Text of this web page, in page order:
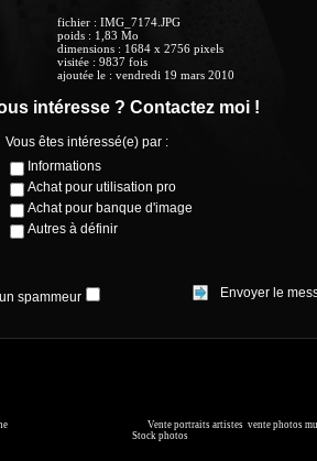
fichier : IMG_7174.JPG
poids : 1,83 Mo
dimensions : 1684 x 2756 pixels
visitée : 9837 fois
ajoutée le : vendredi 19 mars 2010
intéresse ? Contactez moi !
Vous êtes intéressé(e) par :
Informations
Achat pour utilisation pro
Achat pour banque d'image
Autres à définir
spammeur
Vente portraits artistes vente photos
Stock photos, image collections.